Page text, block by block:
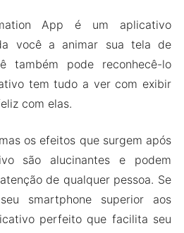
de personalização
do Ultra Charging Animation
Mod
Apk & MOD para Android
App é um aplicativo
você a animar sua tela de
também pode reconhecê-lo
tem tudo a ver com exibir
com elas.
os efeitos que surgem após
são alucinantes e podem
de qualquer pessoa. Se
smartphone superior aos
perfeito que facilita seu